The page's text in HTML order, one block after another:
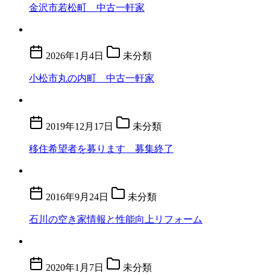
金沢市若松町 中古一軒家
2026年1月4日 未分類
小松市丸の内町 中古一軒家
2019年12月17日 未分類
移住希望者を募ります 募集終了
2016年9月24日 未分類
石川の空き家情報と性能向上リフォーム
2020年1月7日 未分類